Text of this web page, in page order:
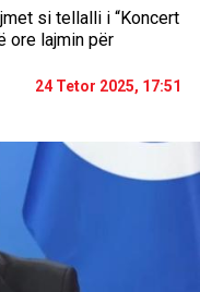
si tellalli i “Koncert
ore lajmin për
24 Tetor 2025, 17:51